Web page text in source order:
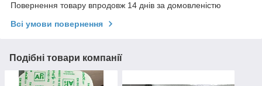
Повернення товару впродовж 14 днів за домовленістю
Всі умови повернення
Подібні товари компанії